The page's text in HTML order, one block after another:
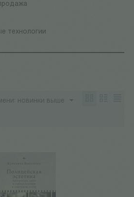
технологии
новинки выше